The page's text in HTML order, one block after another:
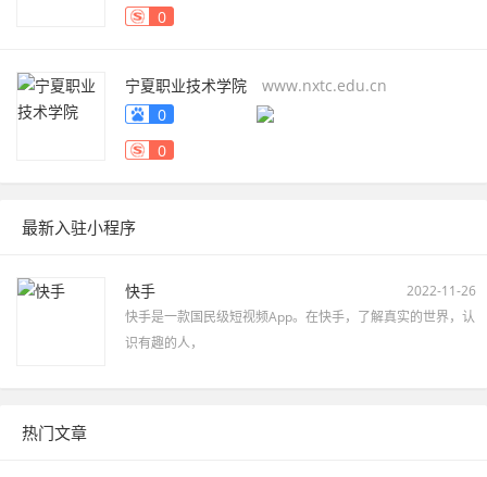
0
宁夏职业技术学院
www.nxtc.edu.cn
0
0
最新入驻小程序
快手
2022-11-26
快手是一款国民级短视频App。在快手，了解真实的世界，认
识有趣的人，
热门文章